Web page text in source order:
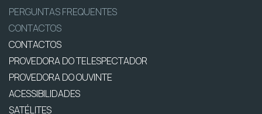
PERGUNTAS FREQUENTES
CONTACTOS
CONTACTOS
PROVEDORA DO TELESPECTADOR
PROVEDORA DO OUVINTE
ACESSIBILIDADES
SATÉLITES